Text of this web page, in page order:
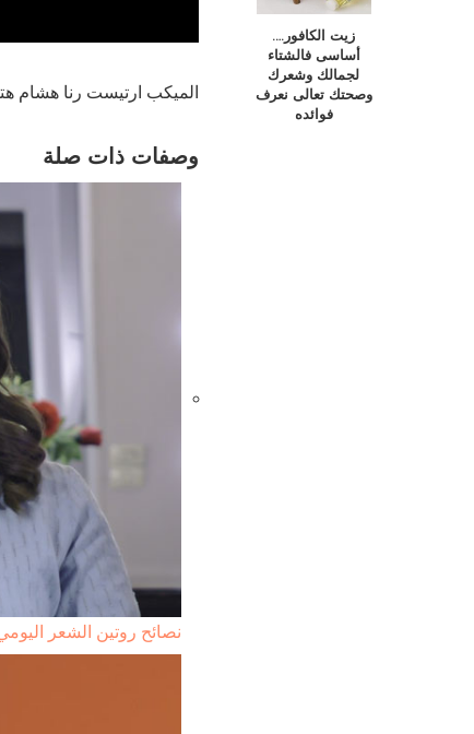
زيت الكافور….
أساسى فالشتاء
لجمالك وشعرك
وصحتك تعالى نعرف
فوائده
الميكب ارتيست رنا هشام
وصفات ذات صلة
نصائح روتين الشعر